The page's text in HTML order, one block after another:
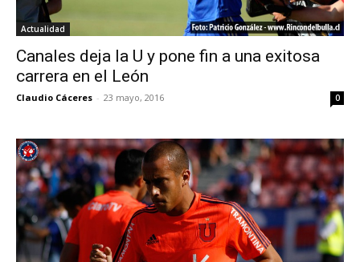
Actualidad
Canales deja la U y pone fin a una exitosa
carrera en el León
Claudio Cáceres - 23 mayo, 2016 0